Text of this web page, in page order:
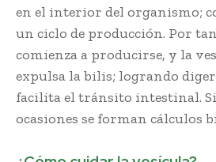
en el interior del organismo;
un ciclo de producción. Por
comienza a producirse, y la
expulsa la bilis; logrando
facilita el tránsito intestinal.
ocasiones se forman cálculos